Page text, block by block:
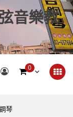
音樂教
0
琴